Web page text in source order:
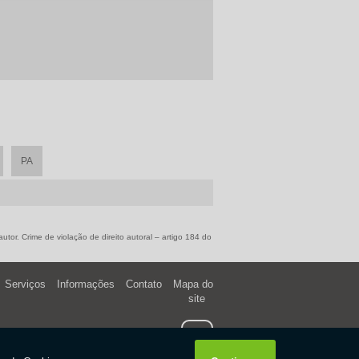
PA
Crime de violação de direito autoral – artigo 184 do
Serviços Informações Contato
Mapa do
site